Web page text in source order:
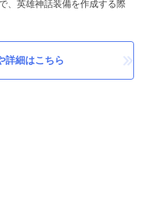
、英雄神話装備を作成する際
詳細はこちら